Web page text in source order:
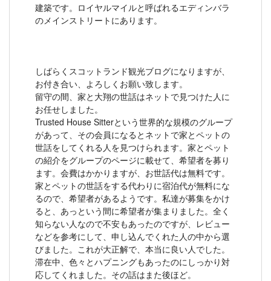
建築です。ロイヤルマイルと呼ばれるエディンバラ
のメインストリートにあります。
しばらくスコットランド観光ブログになりますが、
お付き合い、よろしくお願い致します。
留守の間、家と大翔の世話はネットで見つけた人に
お任せしました。
Trusted House Sitterという世界的な規模のグループ
があって、その会員になるとネットで家とペットの
世話をしてくれる人を見つけられます。家とペット
の紹介をグループのページに載せて、希望者を募り
ます。会費はかかりますが、お世話代は無料です。
家とペットの世話をする代わりに宿泊代が無料にな
るので、希望者があるようです。私達が募集をかけ
ると、あっという間に希望者が集まりました。全く
知らない人なので不安もあったのですが、レビュー
などを参考にして、申し込んでくれた人の中から選
びました。これが大正解で、本当に良い人でした。
滞在中、色々とハプニングもあったのにしっかり対
応してくれました。その話はまた後ほど。